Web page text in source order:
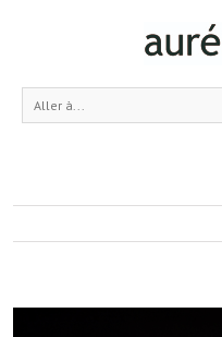
Aller à...